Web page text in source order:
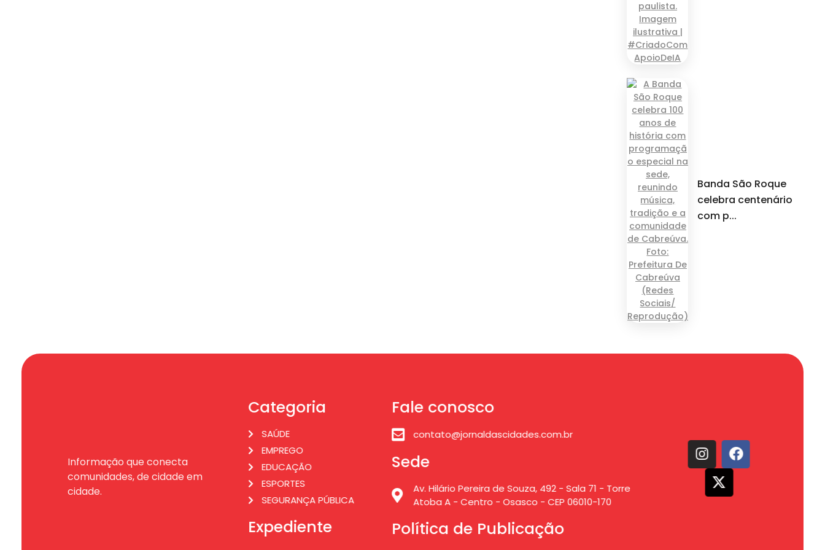
Banda São Roque
celebra centenário
com p...
Informação que conecta
comunidades, de cidade em
cidade.
Categoria
SAÚDE
EMPREGO
EDUCAÇÃO
ESPORTES
SEGURANÇA PÚBLICA
Expediente
Fale conosco
contato@jornaldascidades.com.br
Sede
Av. Hilário Pereira de Souza, 492 - Sala 71 - Torre
Atoba A - Centro - Osasco - CEP 06010-170
Política de Publicação